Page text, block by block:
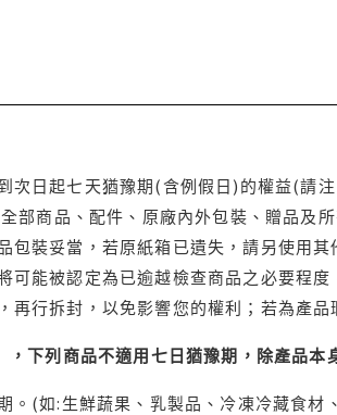
次日起七天猶豫期(含例假日)的權益(請
部商品、配件、原廠內外包裝、贈品及
包裝妥當，若原紙箱已遺失，請另使用
可能被認定為已逾越檢查商品之必要程
再行拆封，以免影響您的權利；若為產
下列商品不適用七日猶豫期，除產品本
。(如:生鮮蔬果、乳製品、冷凍冷藏食材